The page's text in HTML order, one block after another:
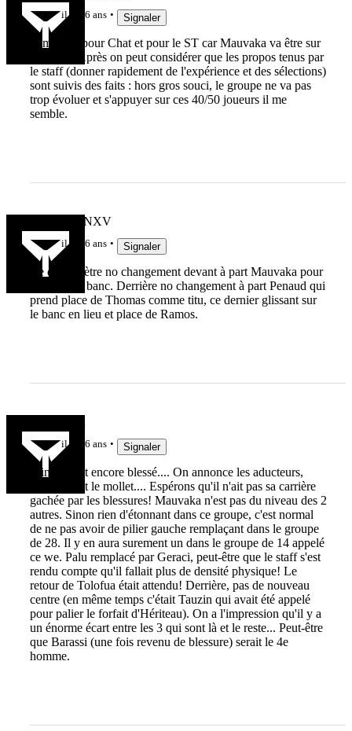
il y a 6 ans Signaler
dommage pour Chat et pour le ST car Mauvaka va être sur
le banc... Après on peut considérer que les propos tenus par
le staff (donner rapidement de l'expérience et des sélections)
sont suivis des faits : hors gros souci, le groupe ne va pas
trop évoluer et s'appuyer sur ces 40/50 joueurs il me
semble.
MARCFANXV
il y a 6 ans Signaler
Ce devrait ètre no changement devant à part Mauvaka pour
Chat sur le banc. Derrière no changement à part Penaud qui
prend place de Thomas comme titu, ce dernier glissant sur
le banc en lieu et place de Ramos.
il y a 6 ans Signaler
Mince Chat encore blessé.... On annonce les aducteurs,
avant c'était le mollet.... Espérons qu'il n'ait pas sa carrière
gachée par les blessures! Mauvaka n'est pas du niveau des 2
autres. Sinon rien d'étonnant dans ce groupe, c'est normal
de ne pas avoir de pilier gauche remplaçant dans le groupe
de 28. Il y en aura surement un dans le groupe de 14 appelé
ce we. Palu remplacé par Geraci, peut-être que le staff s'est
rendu compte qu'il fallait plus de densité physique! Le
retour de Tolofua était attendu! Derrière, pas de nouveau
centre (en même temps c'était Tauzin qui avait été appelé
pour palier le forfait d'Hériteau). On a l'impression qu'il y a
un énorme écart entre les 3 qui sont là et le reste... Peut-être
que Barassi (une fois revenu de blessure) serait le 4e
homme.